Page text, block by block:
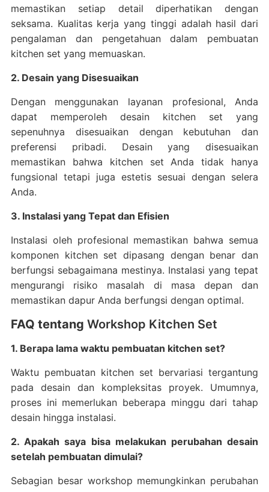
memastikan setiap detail diperhatikan dengan
seksama. Kualitas kerja yang tinggi adalah hasil dari
pengalaman dan pengetahuan dalam pembuatan
kitchen set yang memuaskan.
2. Desain yang Disesuaikan
Dengan menggunakan layanan profesional, Anda
dapat memperoleh desain kitchen set yang
sepenuhnya disesuaikan dengan kebutuhan dan
preferensi pribadi. Desain yang disesuaikan
memastikan bahwa kitchen set Anda tidak hanya
fungsional tetapi juga estetis sesuai dengan selera
Anda.
3. Instalasi yang Tepat dan Efisien
Instalasi oleh profesional memastikan bahwa semua
komponen kitchen set dipasang dengan benar dan
berfungsi sebagaimana mestinya. Instalasi yang tepat
mengurangi risiko masalah di masa depan dan
memastikan dapur Anda berfungsi dengan optimal.
FAQ tentang Workshop Kitchen Set
1. Berapa lama waktu pembuatan kitchen set?
Waktu pembuatan kitchen set bervariasi tergantung
pada desain dan kompleksitas proyek. Umumnya,
proses ini memerlukan beberapa minggu dari tahap
desain hingga instalasi.
2. Apakah saya bisa melakukan perubahan desain
setelah pembuatan dimulai?
Sebagian besar workshop memungkinkan perubahan